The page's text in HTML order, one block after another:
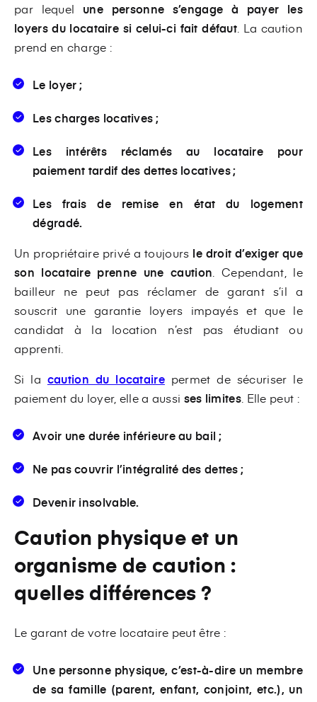
par lequel une personne s’engage à payer les
loyers du locataire si celui-ci fait défaut . La caution
prend en charge :
Le loyer ;
Les charges locatives ;
Les intérêts réclamés au locataire pour
paiement tardif des dettes locatives ;
Les frais de remise en état du logement
dégradé.
Un propriétaire privé a toujours le droit d’exiger que
son locataire prenne une caution . Cependant, le
bailleur ne peut pas réclamer de garant s’il a
souscrit une garantie loyers impayés et que le
candidat à la location n’est pas étudiant ou
apprenti.
Si la caution du locatairepermet de sécuriser le
paiement du loyer, elle a aussi ses limites. Elle peut :
Avoir une durée inférieure au bail ;
Ne pas couvrir l’intégralité des dettes ;
Devenir insolvable.
Caution physique et un
organisme de caution :
quelles différences ?
Le garant de votre locataire peut être :
Une personne physique, c’est-à-dire un membre
de sa famille (parent, enfant, conjoint, etc.), un